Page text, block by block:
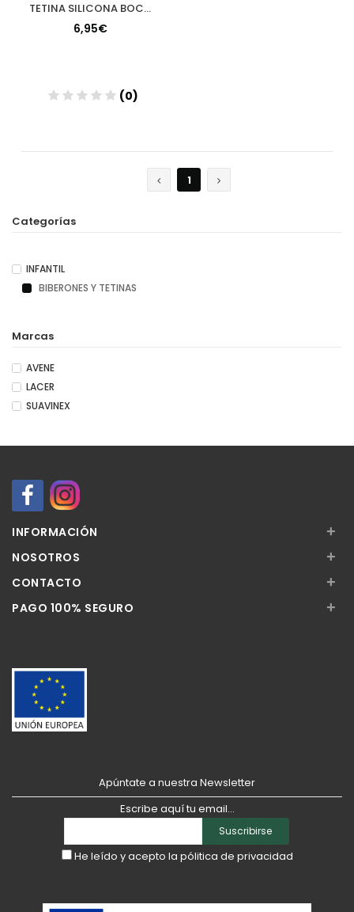
TETINA SILICONA BOCA ANCHA OPTIONS+ NIVEL 3 DR BROWN´S NATUR
6,95€
(0)
1
Categorías
INFANTIL
BIBERONES Y TETINAS
Marcas
AVENE
LACER
SUAVINEX
INFORMACIÓN +
NOSOTROS +
CONTACTO +
PAGO 100% SEGURO +
Apúntate a nuestra Newsletter
Escribe aquí tu email...
Suscribirse
He leído y acepto la pólitica de privacidad